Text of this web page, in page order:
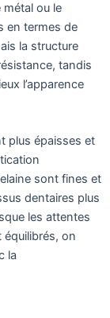
ou le
en termes de
la structure
tandis
l’apparence
plus épaisses et
sont fines et
dentaires plus
les attentes
on
la